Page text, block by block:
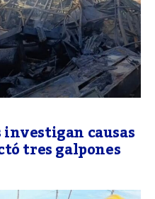
investigan causas
tres galpones